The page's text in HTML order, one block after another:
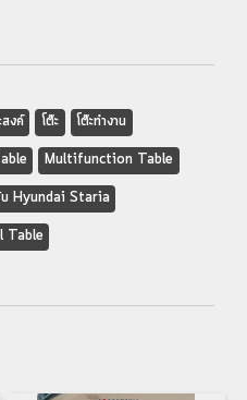
งค์ โต๊ะ
โต๊ะทำงาน
Multifunction Table
รับ Hyundai Staria
Table